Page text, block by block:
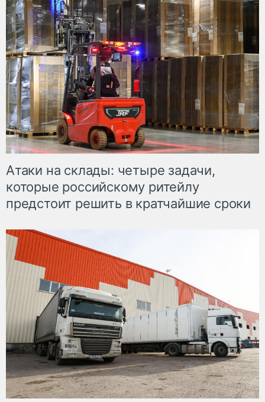
Атаки на склады: четыре задачи,
которые российскому ритейлу
предстоит решить в кратчайшие сроки